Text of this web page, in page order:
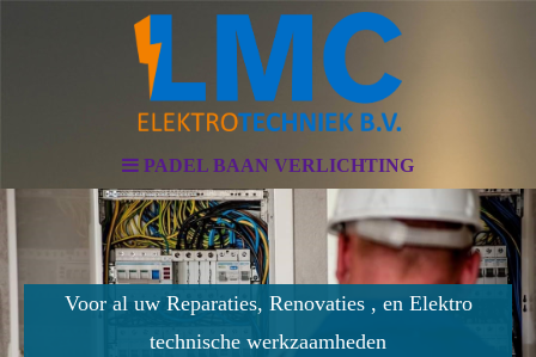
PADEL BAAN VERLICHTING
Voor al uw Reparaties, Renovaties , en Elektro
technische werkzaamheden